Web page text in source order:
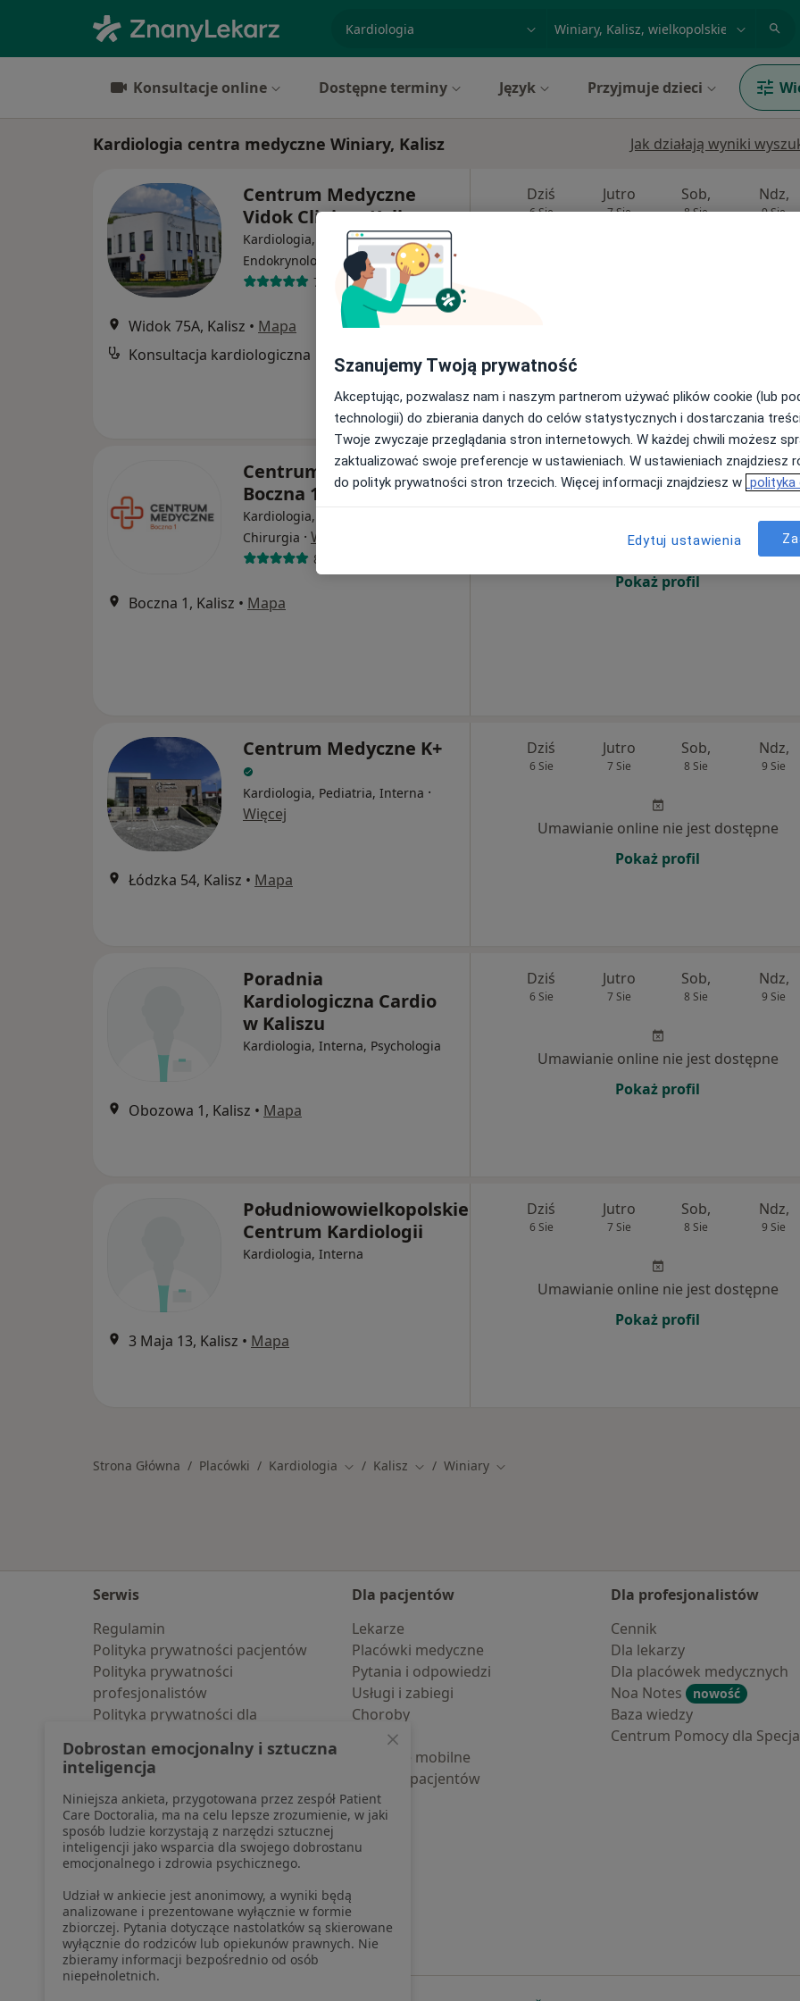
Konsultacje online Dostępne terminy Język Przyjmuje dzieci
Kardiologia centra medyczne Winiary, Kalisz Jak działają wyniki
Centrum Medyczne
Vidok Clinic w Kaliszu
Kardiologia, Pediatria,
Endokrynologia
·Więcej
71 opinii
Widok 75A, Kalisz • Mapa
Konsultacja kardiologiczna
Dziś
6 Sie
Jutro
7 Sie
Sob,
8 Sie
Ndz,
9 Sie
Centrum Medyczne
Boczna 1
Kardiologia, Diabetologia,
Chirurgia · Więcej
88 opinii
Boczna 1, Kalisz • Mapa
Dziś
6 Sie
Jutro
7 Sie
Sob,
8 Sie
Ndz,
9 Sie
Umawianie online nie jest dostępne
Pokaż profil
Centrum Medyczne K+
Kardiologia, Pediatria, Interna ·
Więcej
Łódzka 54, Kalisz • Mapa
Dziś
6 Sie
Jutro
7 Sie
Sob,
8 Sie
Ndz,
9 Sie
Umawianie online nie jest dostępne
Pokaż profil
Poradnia
Kardiologiczna Cardio
w Kaliszu
Kardiologia, Interna, Psychologia
Obozowa 1, Kalisz • Mapa
Dziś
6 Sie
Jutro
7 Sie
Sob,
8 Sie
Ndz,
9 Sie
Umawianie online nie jest dostępne
Pokaż profil
Południowowielkopolskie
Centrum Kardiologii
Kardiologia, Interna
3 Maja 13, Kalisz • Mapa
Dziś
6 Sie
Jutro
7 Sie
Sob,
8 Sie
Ndz,
9 Sie
Umawianie online nie jest dostępne
Pokaż profil
Strona Główna Placówki Kardiologia Zmień miasto
Kalisz Zmień miasto
Winiary Zmień miasto
Serwis
Regulamin
Polityka prywatności pacjentów
Polityka prywatności
profesjonalistów
Polityka prywatności dla
pozyskaliśmy samodzielnie
Polityka cookies
Jak działają wyniki wyszukiwania
Dostępność
O nas
Praca Rekrutujemy!
Partnerzy
Centrum prasowe
Kontakt
Dla pacjentów
Lekarze
Placówki medyczne
Pytania i odpowiedzi
Usługi i zabiegi
Choroby
Pomoc
Aplikacje mobilne
Blog dla pacjentów
Dla profesjonalistów
Cennik
Dla lekarzy
Dla placówek medycznych
Noa Notes
nowość
Baza wiedzy
Centrum Pomocy dla
Szanujemy Twoją prywatność
Akceptując, pozwalasz nam i naszym partnerom używać plików cookie (lub
technologii) do zbierania danych do celów statystycznych i dostarczania
Twoje zwyczaje przeglądania stron internetowych. W każdej chwili możesz
zaktualizować swoje preferencje w ustawieniach. W ustawieniach znajdziesz
do polityk prywatności stron trzecich. Więcej informacji znajdziesz w polityka
Edytuj ustawienia
Dobrostan emocjonalny i sztuczna
inteligencja
Niniejsza ankieta, przygotowana przez zespół Patient
Care Doctoralia, ma na celu lepsze zrozumienie, w jaki
sposób ludzie korzystają z narzędzi sztucznej
inteligencji jako wsparcia dla swojego dobrostanu
emocjonalnego i zdrowia psychicznego.
Udział w ankiecie jest anonimowy, a wyniki będą
analizowane i prezentowane wyłącznie w formie
zbiorczej. Pytania dotyczące nastolatków są skierowane
wyłącznie do rodziców lub opiekunów prawnych. Nie
zbieramy informacji bezpośrednio od osób
niepełnoletnich.